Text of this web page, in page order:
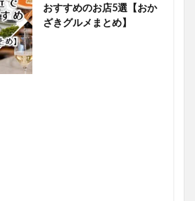
おすすめのお店5選【おか
ざきグルメまとめ】